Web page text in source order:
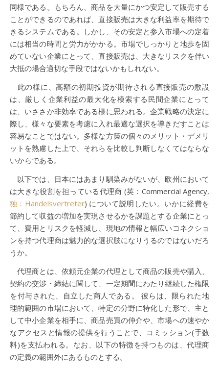
同様である。もちろん、商品を大量にかつ安定して販売する
ことができるのであれば、直接販売は大きな利益率を期待で
きるシステムである。しかし、その安定と参入市場への定着
には相当の時間と労力がかかる。市場でしっかりと地歩を固
めていない企業にとって、直接販売は、大きなリスクを伴い
大抵の場合適切な手段ではないかもしれない。
此の様に、高額の初期投資が期待される直接販売の敷設
は、厳しく企業利益の最大化を模索する民間企業にとって
は、いささか非効率である様に思われる。企業戦略の決定に
際し、様々な要素を考慮に入れ最適な選択を導きだすことは
容易なことではない。多様な方策の個々のメリット・デメリ
ットを熟慮した上で、それらを比較し判断しなくてはならな
いからである。
以下では、日本にはあまり馴染みがないが、欧州において
は大きな役割を担っている代理商 (英：Commercial Agency,
独：Handelsvertreter) について説明したい。いかに経費を
節約して収益の増加を実現させるかを課題とする企業にとっ
て、費用とリスクを軽減し、現地の情報と幅広いコネクショ
ンを持つ代理商は魅力的な選択肢になりうるのではないだろ
うか。
代理商とは、依頼元企業の代理として商品の販売や購入、
契約の交渉・締結に関して、一定期間にわたり継続した権限
を付与された、自立した商人である。 彼らは、限られた地
理的範囲の市場において、特定の分野に特化した形で、主と
して中小企業を相手に、商品売買の仲介や、市場への速やか
なアクセスと情報の提供を行うことで、コミッション(手数
料)を支払われる。なお、以下の特徴を持つものは、代理商
の定義の範囲外にあるものとする。